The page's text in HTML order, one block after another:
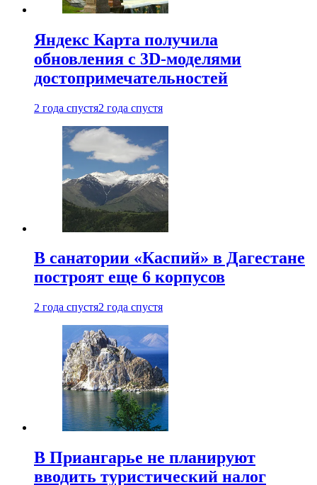
Яндекс Карта получила
обновления с 3D-моделями
достопримечательностей
2 года спустя2 года спустя
В санатории «Каспий» в Дагестане
построят еще 6 корпусов
2 года спустя2 года спустя
В Приангарье не планируют
вводить туристический налог